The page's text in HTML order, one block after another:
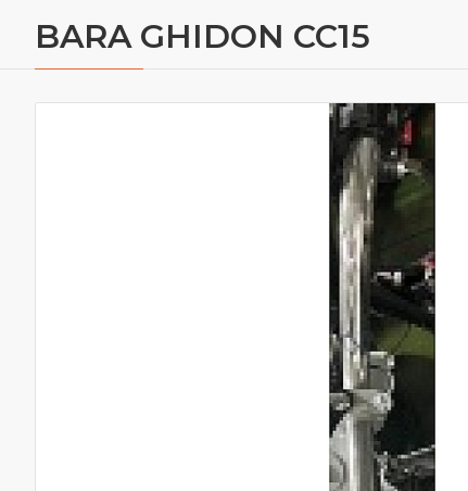
BARA GHIDON CC15